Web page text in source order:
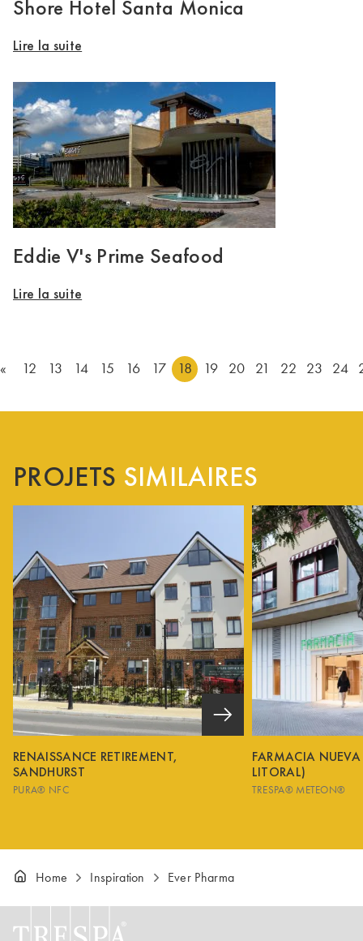
Shore Hotel Santa Monica
Lire la suite
Eddie V's Prime Seafood
Lire la suite
« 12 13 14 15 16 17 18 19 20 21 22 23 24
PROJETS SIMILAIRES
RENAISSANCE RETIREMENT,
SANDHURST
PURA® NFC
FARMACIA
LITORAL)
TRESPA® METEON®
Home Inspiration Ever Pharma